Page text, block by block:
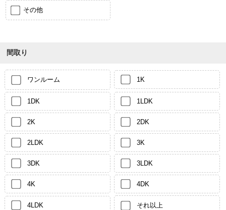
その他
間取り
ワンルーム 1K
1DK 1LDK
2K 2DK
2LDK 3K
3DK 3LDK
4K 4DK
4LDK それ以上